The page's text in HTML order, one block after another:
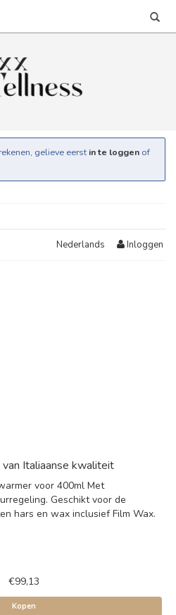
gelieve eerst in te loggen of
Nederlands Inloggen
Italiaanse kwaliteit
voor 400ml Met
Geschikt voor de
hars en wax inclusief Film Wax.
€99,13
Kopen